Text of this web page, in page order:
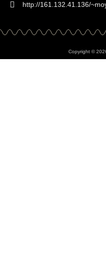
http://161.132.41.136/
Copyright ©